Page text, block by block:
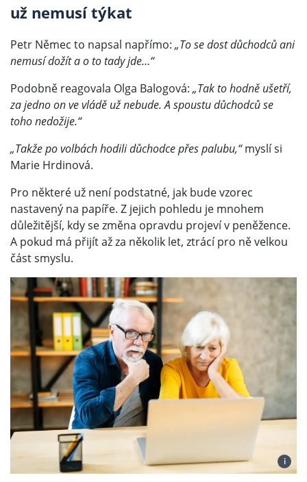
už nemusí týkat
Petr Němec to napsal napřímo: „To se dost důchodců ani
nemusí dožít a o to tady jde…“
Podobně reagovala Olga Balogová: „Tak to hodně ušetří,
za jedno on ve vládě už nebude. A spoustu důchodců se
toho nedožije.“
„Takže po volbách hodili důchodce přes palubu,“myslí si
Marie Hrdinová.
Pro některé už není podstatné, jak bude vzorec
nastavený na papíře. Z jejich pohledu je mnohem
důležitější, kdy se změna opravdu projeví v peněžence.
A pokud má přijít až za několik let, ztrácí pro ně velkou
část smyslu.
i